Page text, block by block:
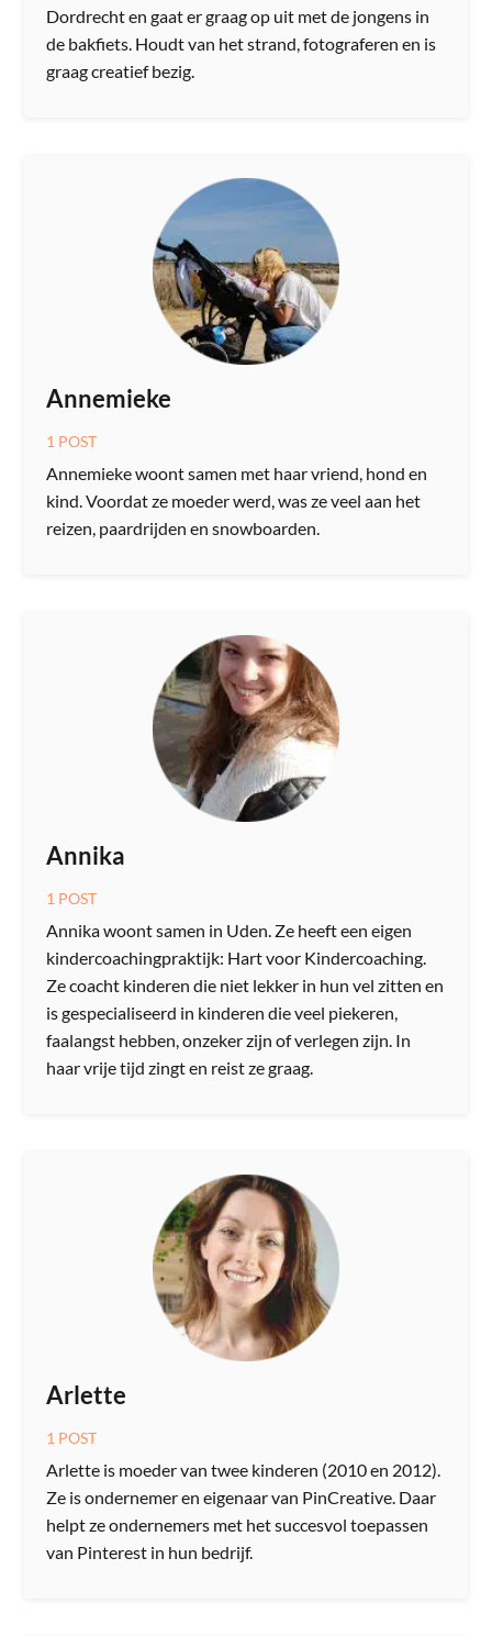
Dordrecht en gaat er graag op uit met de jongens in
de bakfiets. Houdt van het strand, fotograferen en is
graag creatief bezig.
Annemieke
1 POST
Annemieke woont samen met haar vriend, hond en
kind. Voordat ze moeder werd, was ze veel aan het
reizen, paardrijden en snowboarden.
Annika
1 POST
Annika woont samen in Uden. Ze heeft een eigen
kindercoachingpraktijk: Hart voor Kindercoaching.
Ze coacht kinderen die niet lekker in hun vel zitten en
is gespecialiseerd in kinderen die veel piekeren,
faalangst hebben, onzeker zijn of verlegen zijn. In
haar vrije tijd zingt en reist ze graag.
Arlette
1 POST
Arlette is moeder van twee kinderen (2010 en 2012).
Ze is ondernemer en eigenaar van PinCreative. Daar
helpt ze ondernemers met het succesvol toepassen
van Pinterest in hun bedrijf.